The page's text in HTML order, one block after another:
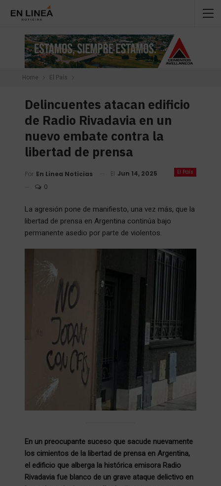
Home El País
Delincuentes atacan edificio
de Radio Rivadavia en un
nuevo embate contra la
libertad de prensa
El País
Por En Linea Noticias El Jun 14, 2025
0
La agresión pone de manifiesto, una vez más, que la
libertad de prensa en Argentina continúa bajo
permanente asedio por parte de violentos.
En un preocupante suceso que sacude nuevamente
los cimientos de la libertad de prensa en Argentina,
el edificio que alberga la histórica emisora Radio
Rivadavia fue blanco de un grave ataque delictivo en